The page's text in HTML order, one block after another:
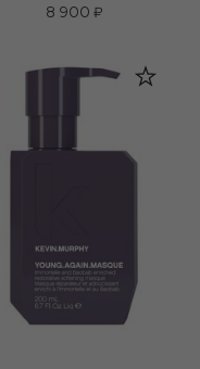
волос, THICK.AGAIN
8 900 ₽